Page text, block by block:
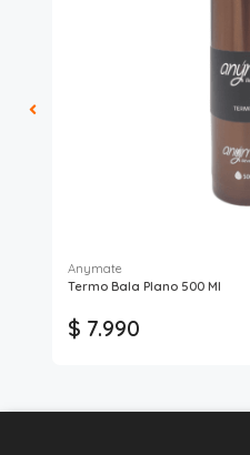
Anymate
Termo Bala Plano 500 Ml
$ 7.990